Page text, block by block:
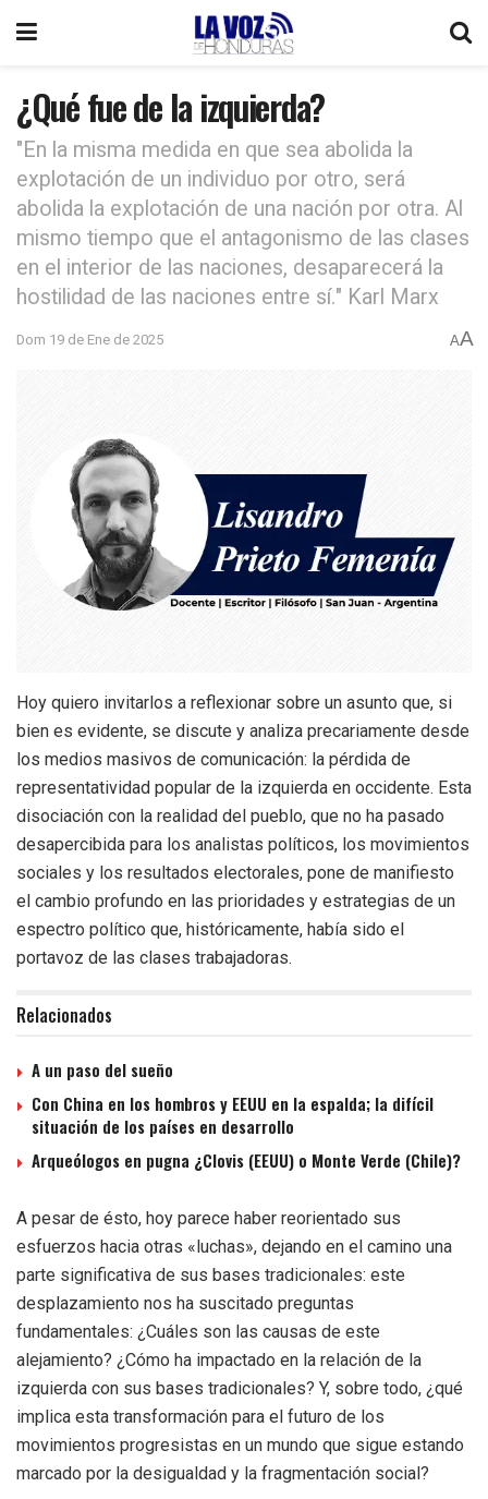
¿Qué fue de la izquierda?
"En la misma medida en que sea abolida la
explotación de un individuo por otro, será
abolida la explotación de una nación por otra. Al
mismo tiempo que el antagonismo de las clases
en el interior de las naciones, desaparecerá la
hostilidad de las naciones entre sí." Karl Marx
Dom 19 de Ene de 2025 AA
Hoy quiero invitarlos a reflexionar sobre un asunto que, si
bien es evidente, se discute y analiza precariamente desde
los medios masivos de comunicación: la pérdida de
representatividad popular de la izquierda en occidente. Esta
disociación con la realidad del pueblo, que no ha pasado
desapercibida para los analistas políticos, los movimientos
sociales y los resultados electorales, pone de manifiesto
el cambio profundo en las prioridades y estrategias de un
espectro político que, históricamente, había sido el
portavoz de las clases trabajadoras.
Relacionados
A un paso del sueño
Con China en los hombros y EEUU en la espalda; la difícil
situación de los países en desarrollo
Arqueólogos en pugna ¿Clovis (EEUU) o Monte Verde (Chile)?
A pesar de ésto, hoy parece haber reorientado sus
esfuerzos hacia otras «luchas», dejando en el camino una
parte significativa de sus bases tradicionales: este
desplazamiento nos ha suscitado preguntas
fundamentales: ¿Cuáles son las causas de este
alejamiento? ¿Cómo ha impactado en la relación de la
izquierda con sus bases tradicionales? Y, sobre todo, ¿qué
implica esta transformación para el futuro de los
movimientos progresistas en un mundo que sigue estando
marcado por la desigualdad y la fragmentación social?